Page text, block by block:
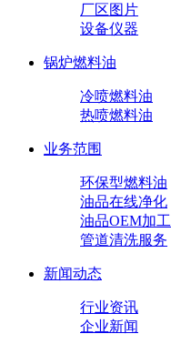
厂区图片
设备仪器
锅炉燃料油
冷喷燃料油
热喷燃料油
业务范围
环保型燃料油
油品在线净化
油品OEM加工
管道清洗服务
新闻动态
行业资讯
企业新闻